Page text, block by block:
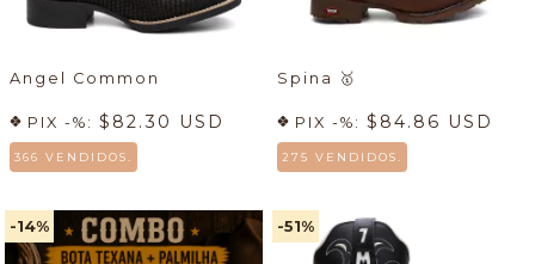
Angel Common
PIX -%: $82.30 USD
366 VENDIDOS.
Spina 🥇
PIX -%: $84.86 USD
275 VENDIDOS.
-14% -51%